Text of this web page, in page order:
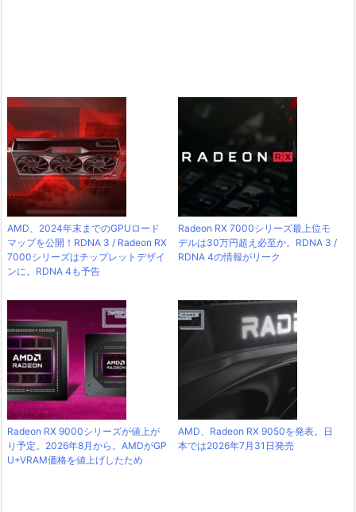
AMD、2024年末までのGPUロード
マップを公開！RDNA 3 / Radeon RX
7000シリーズはチップレットデザイ
ンに。RDNA 4も予告
Radeon RX 7000シリーズ最上位モ
デルは30万円超え必至か。RDNA 3 /
RDNA 4の情報がリーク
Radeon RX 9000シリーズが値上が
り予定。2026年8月から。AMDがGP
U+VRAM価格を値上げしたため
AMD、Radeon RX 9050を発表。日
本では2026年7月31日発売